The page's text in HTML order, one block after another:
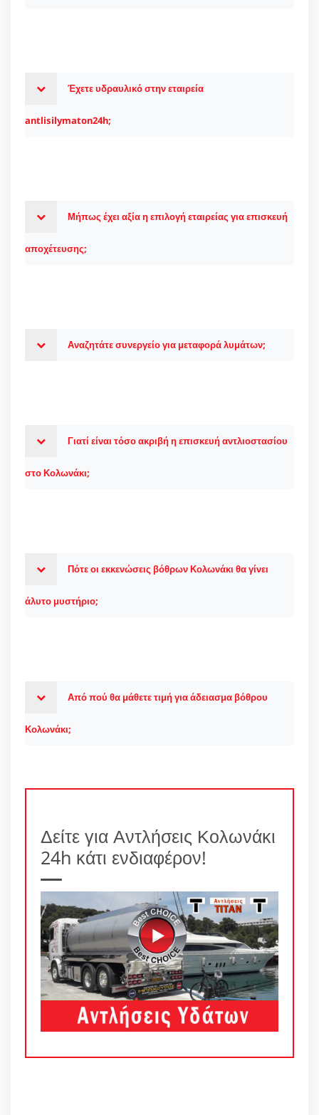
Έχετε υδραυλικό στην εταιρεία
antlisilymaton24h;
Μήπως έχει αξία η επιλογή εταιρείας για επισκευή
αποχέτευσης;
Αναζητάτε συνεργείο για μεταφορά λυμάτων;
Γιατί είναι τόσο ακριβή η επισκευή αντλιοστασίου
στο Κολωνάκι;
Πότε οι εκκενώσεις βόθρων Κολωνάκι θα γίνει
άλυτο μυστήριο;
Από πού θα μάθετε τιμή για άδειασμα βόθρου
Κολωνάκι;
Δείτε για Αντλήσεις Κολωνάκι
24h κάτι ενδιαφέρον!